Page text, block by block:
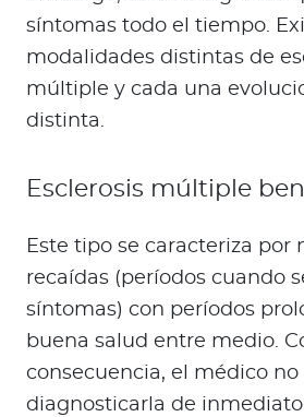
síntomas todo el tiempo.
modalidades distintas de
múltiple y cada una
distinta.
Esclerosis múltiple
Este tipo se caracteriza por
recaídas (períodos cuando
síntomas) con períodos
buena salud entre medio.
consecuencia, el médico no
diagnosticarla de